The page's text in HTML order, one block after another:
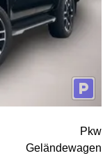
Pkw
Geländewagen